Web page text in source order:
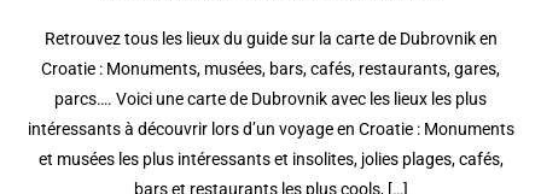
Retrouvez tous les lieux du guide sur la carte de Dubrovnik en
Croatie : Monuments, musées, bars, cafés, restaurants, gares,
parcs…. Voici une carte de Dubrovnik avec les lieux les plus
intéressants à découvrir lors d’un voyage en Croatie : Monuments
et musées les plus intéressants et insolites, jolies plages, cafés,
bars et restaurants les plus cools, […]